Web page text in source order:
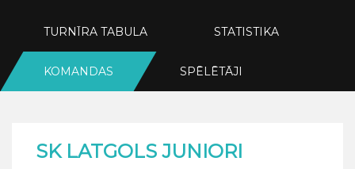
TURNĪRA TABULA STATISTIKA
KOMANDAS SPĒLĒTĀJI
SK LATGOLS JUNIORI